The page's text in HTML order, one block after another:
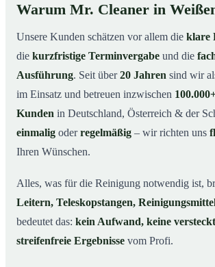
Warum Mr. Cleaner in
Unsere Kunden schätzen vor allem die klare
die kurzfristige Terminvergabe und die
Ausführung. Seit über20 Jahren sind wir
im Einsatz und betreuen inzwischen
Kunden in Deutschland, Österreich & der
einmalig oderregelmäßig – wir richten uns
Ihren Wünschen.
Alles, was für die Reinigung notwendig ist,
Leitern, Teleskopstangen,
bedeutet das: kein Aufwand, keine
streifenfreie Ergebnisse vom Profi.